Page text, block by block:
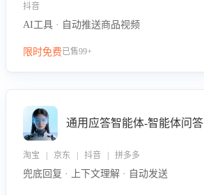
抖音
AI工具 · 自动推送商品视频
限时免费已售99+
通用应答智能体-智能体问答
淘宝 | 京东 | 抖音 | 拼多多
兜底回复 · 上下文理解 · 自动发送